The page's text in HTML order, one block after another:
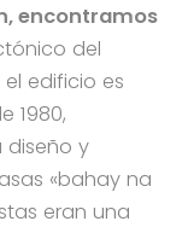
encontramos
del
edificio es
1980,
diseño y
«bahay na
eran una